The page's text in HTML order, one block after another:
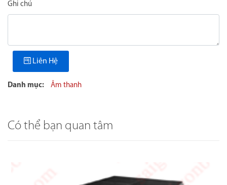
Ghi chú
Liên Hệ
Danh mục: Âm thanh
Có thể bạn quan tâm